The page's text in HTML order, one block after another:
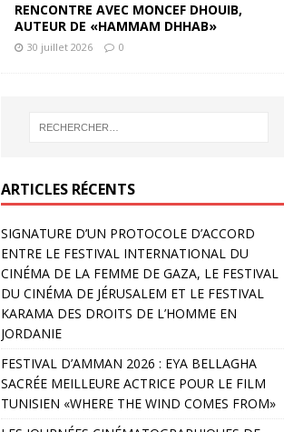
RENCONTRE AVEC MONCEF DHOUIB,
AUTEUR DE «HAMMAM DHHAB»
30 juillet 2026 0
ARTICLES RÉCENTS
SIGNATURE D’UN PROTOCOLE D’ACCORD
ENTRE LE FESTIVAL INTERNATIONAL DU
CINÉMA DE LA FEMME DE GAZA, LE FESTIVAL
DU CINÉMA DE JÉRUSALEM ET LE FESTIVAL
KARAMA DES DROITS DE L’HOMME EN
JORDANIE
FESTIVAL D’AMMAN 2026 : EYA BELLAGHA
SACRÉE MEILLEURE ACTRICE POUR LE FILM
TUNISIEN «WHERE THE WIND COMES FROM»